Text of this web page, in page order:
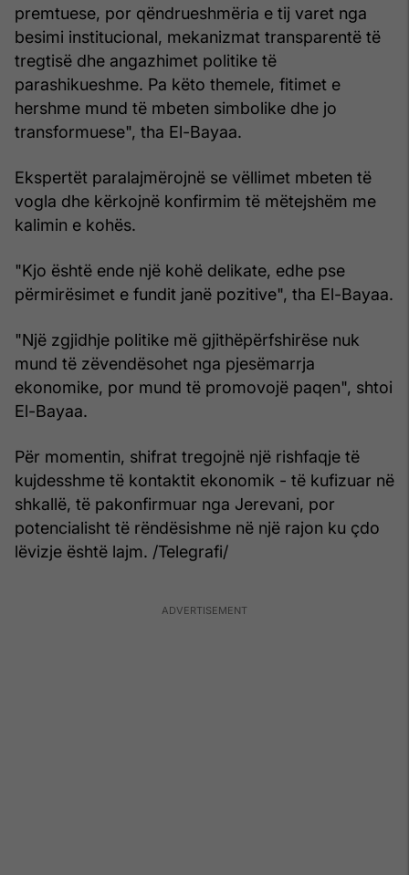
premtuese, por qëndrueshmëria e tij varet nga
besimi institucional, mekanizmat transparentë të
tregtisë dhe angazhimet politike të
parashikueshme. Pa këto themele, fitimet e
hershme mund të mbeten simbolike dhe jo
transformuese", tha El-Bayaa.
Ekspertët paralajmërojnë se vëllimet mbeten të
vogla dhe kërkojnë konfirmim të mëtejshëm me
kalimin e kohës.
"Kjo është ende një kohë delikate, edhe pse
përmirësimet e fundit janë pozitive", tha El-Bayaa.
"Një zgjidhje politike më gjithëpërfshirëse nuk
mund të zëvendësohet nga pjesëmarrja
ekonomike, por mund të promovojë paqen", shtoi
El-Bayaa.
Për momentin, shifrat tregojnë një rishfaqje të
kujdesshme të kontaktit ekonomik - të kufizuar në
shkallë, të pakonfirmuar nga Jerevani, por
potencialisht të rëndësishme në një rajon ku çdo
lëvizje është lajm. /Telegrafi/